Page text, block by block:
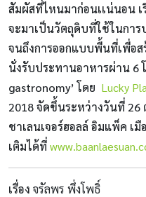
สัมผัสที่ไหนมาก่อนเเน่นอน เ
จะมาเป็นวัตถุดิบที่ใช้ในการ
จนถึงการออกแบบพื้นที่เพื่อ
นั่งรับประทานอาหารผ่าน 6
gastronomy’ โดย Lucky
2018 จัดขึ้นระหว่างวันที่
ชาเลนเจอร์ฮอลล์ อิมแพ็ค เ
เติมได้ที่
เรื่อง จรัลพร พึ่งโพธิ์